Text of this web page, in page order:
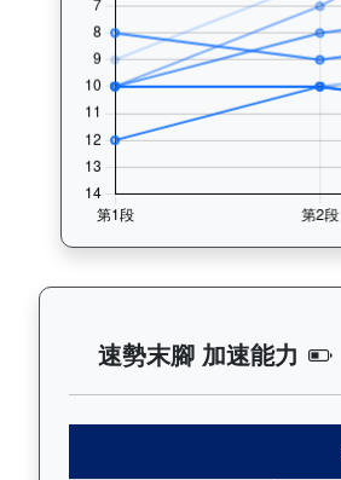
速勢末腳 加速能力